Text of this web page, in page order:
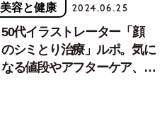
美容と健康 2024.06.25
50代イラストレーター「顔
のシミとり治療」ルポ。気に
なる値段やアフターケア、そ